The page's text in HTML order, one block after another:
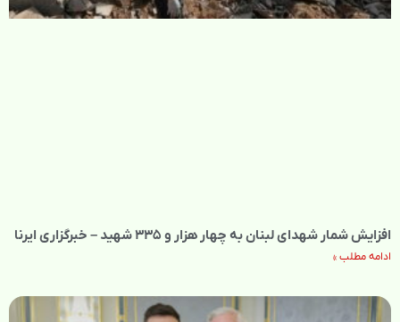
افزایش شمار شهدای لبنان به چهار هزار و ۳۳۵ شهید – خبرگزاری ایرنا
ادامه مطلب »